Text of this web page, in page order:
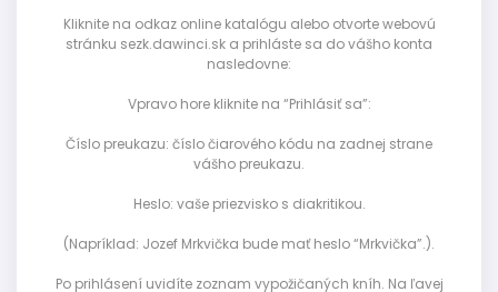
Kliknite na odkaz online katalógu alebo otvorte webovú
stránku sezk.dawinci.sk a prihláste sa do vášho konta
nasledovne:
Vpravo hore kliknite na “Prihlásiť sa”:
Číslo preukazu: číslo čiarového kódu na zadnej strane
vášho preukazu.
Heslo: vaše priezvisko s diakritikou.
(Napríklad: Jozef Mrkvička bude mať heslo “Mrkvička”.).
Po prihlásení uvidíte zoznam vypožičaných kníh. Na ľavej